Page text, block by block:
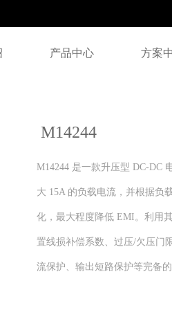
产品中心 方案
M14244
M14244 是一款升压型 DC-DC
大 15A 的负载电流，并根据负
化，最大程度降低 EMI。利用
置线损补偿系数、过压/欠压门
流保护、输出短路保护等完备